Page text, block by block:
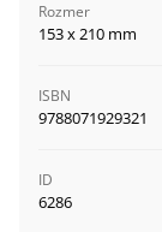
Rozmer
153 x 210 mm
ISBN
9788071929321
ID
6286